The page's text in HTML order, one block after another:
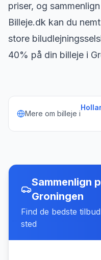
priser, og
Billeje.dk kan du
store
40% på din billeje i
Mere om billeje i
Sammenlign
Groningen
Find de bedste
sted